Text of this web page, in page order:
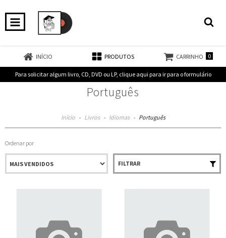
INÍCIO PRODUTOS CARRINHO 0
Para solicitar algum livro, CD, DVD ou LP, clique aqui para ir para o formulário
Português
Início - Livros - Idiomas - Português
Ordenar por
FILTRAR